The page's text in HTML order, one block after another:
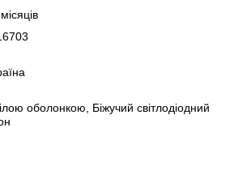
оболонкою, Біжучий світлодіодний